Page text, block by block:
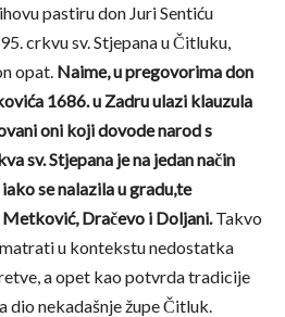
pastiru don Juri Sentiću
crkvu sv. Stjepana u Čitluku,
opat. Naime, u pregovorima don
1686. u Zadru ulazi klauzula
oni koji dovode narod s
sv. Stjepana je na jedan način
se nalazila u gradu,te
Dračevo i Doljani.Takvo
u kontekstu nedostatka
a opet kao potvrda tradicije
dio nekadašnje župe Čitluk.